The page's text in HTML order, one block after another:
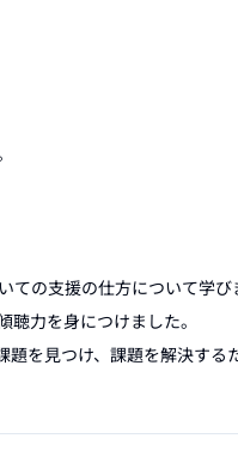
の支援の仕方について学び
力を身につけました。
を見つけ、課題を解決する